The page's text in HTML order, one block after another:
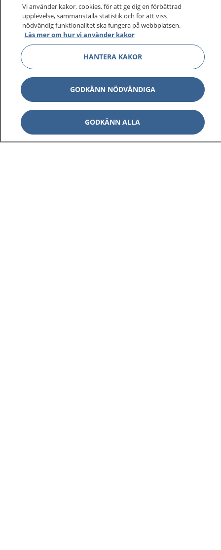
Vi använder kakor, cookies, för att ge dig en förbättrad
upplevelse, sammanställa statistik och för att viss
nödvändig funktionalitet ska fungera på webbplatsen.
Läs mer om hur vi använder kakor
HANTERA KAKOR
GODKÄNN NÖDVÄNDIGA
GODKÄNN ALLA